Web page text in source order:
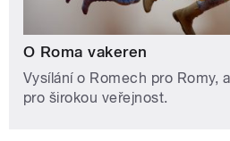
O Roma vakeren
Vysílání o Romech pro Romy,
pro širokou veřejnost.